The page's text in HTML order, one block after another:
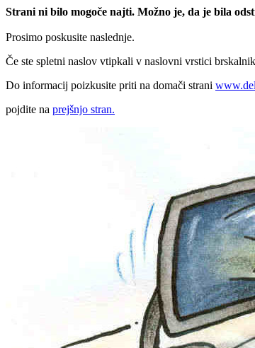
Strani ni bilo mogoče najti. Možno je, da je bila
Prosimo poskusite naslednje.
Če ste spletni naslov vtipkali v naslovni vrstici
Do informacij poizkusite priti na domači strani
pojdite na prejšnjo stran.